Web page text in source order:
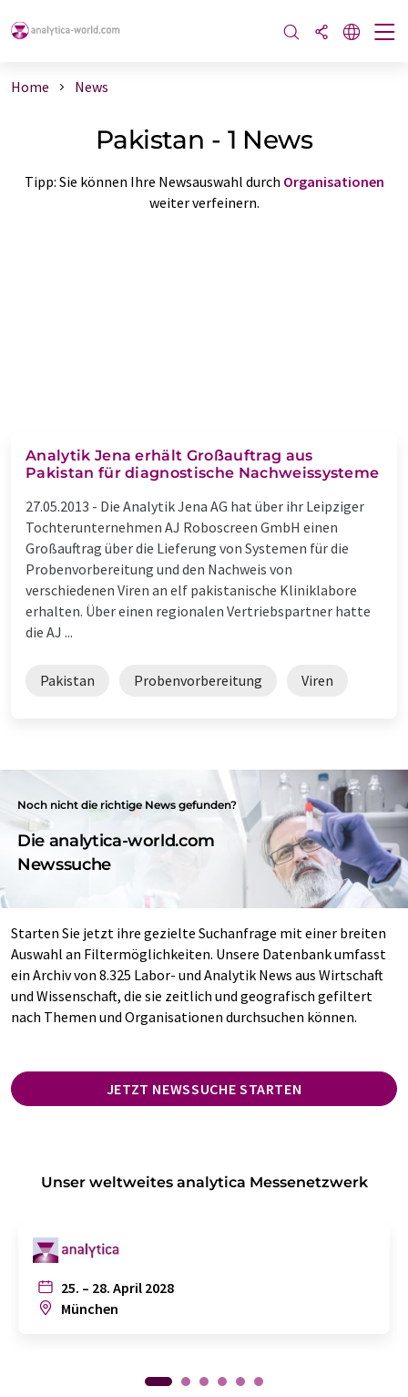
Home News
Pakistan - 1 News
Tipp: Sie können Ihre Newsauswahl durch Organisationen
weiter verfeinern.
Analytik Jena erhält Großauftrag aus
Pakistan für diagnostische Nachweissysteme
27.05.2013 - Die Analytik Jena AG hat über ihr Leipziger
Tochterunternehmen AJ Roboscreen GmbH einen
Großauftrag über die Lieferung von Systemen für die
Probenvorbereitung und den Nachweis von
verschiedenen Viren an elf pakistanische Kliniklabore
erhalten. Über einen regionalen Vertriebspartner hatte
die AJ ...
Pakistan Probenvorbereitung Viren
Noch nicht die richtige News gefunden?
Die analytica-world.com
Newssuche
Starten Sie jetzt ihre gezielte Suchanfrage mit einer breiten
Auswahl an Filtermöglichkeiten. Unsere Datenbank umfasst
ein Archiv von 8.325 Labor- und Analytik News aus Wirtschaft
und Wissenschaft, die sie zeitlich und geografisch gefiltert
nach Themen und Organisationen durchsuchen können.
JETZT NEWSSUCHE STARTEN
Unser weltweites analytica Messenetzwerk
25. – 28. April 2028
München